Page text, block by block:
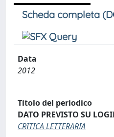
Scheda completa
Data
2012
Titolo del periodico
DATO PREVISTO SU
CRITICA LETTERARIA